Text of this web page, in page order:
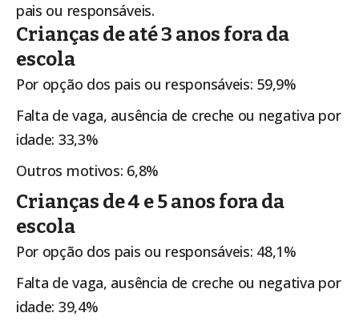
pais ou responsáveis.
Crianças de até 3 anos fora da
escola
Por opção dos pais ou responsáveis: 59,9%
Falta de vaga, ausência de creche ou negativa por
idade: 33,3%
Outros motivos: 6,8%
Crianças de 4 e 5 anos fora da
escola
Por opção dos pais ou responsáveis: 48,1%
Falta de vaga, ausência de creche ou negativa por
idade: 39,4%